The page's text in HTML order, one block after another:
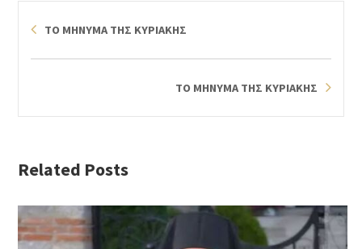
ΤΟ ΜΗΝΥΜΑ ΤΗΣ ΚΥΡΙΑΚΗΣ
ΤΟ ΜΗΝΥΜΑ ΤΗΣ ΚΥΡΙΑΚΗΣ
Related Posts